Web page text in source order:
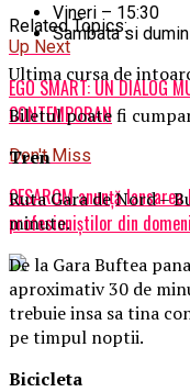
Related Topics:
Up Next
EGO SMART: UN DIALOG
CONTEMPORAN
Don't Miss
CESAROM anunță
profesioniștilor din
Vineri – 15:30
Sambata si
Ultima cursa de
Biletul poate fi
Tren
Ruta Gara de Nord –
minute.
De la Gara Buftea
aproximativ 30 de
trebuie insa sa tina
pe timpul noptii.
Bicicleta